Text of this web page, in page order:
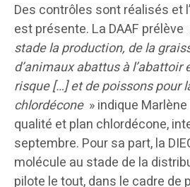
Des contrôles sont réalisés et
est présente. La DAAF prélève
stade la production, de la
d’animaux abattus à l’abattoir
risque […] et de poissons pour
chlordécone» indique Marlène
qualité et plan chlordécone,
septembre. Pour sa part, la
molécule au stade de la
pilote le tout, dans le cadre de